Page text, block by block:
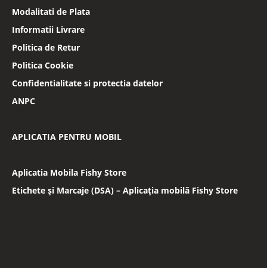
Modalitati de Plata
Informatii Livrare
Politica de Retur
Politica Cookie
Confidentialitate si protectia datelor
ANPC
APLICATIA PENTRU MOBIL
Aplicatia Mobila Fishy Store
Etichete și Marcaje (DSA) – Aplicația mobilă Fishy Store